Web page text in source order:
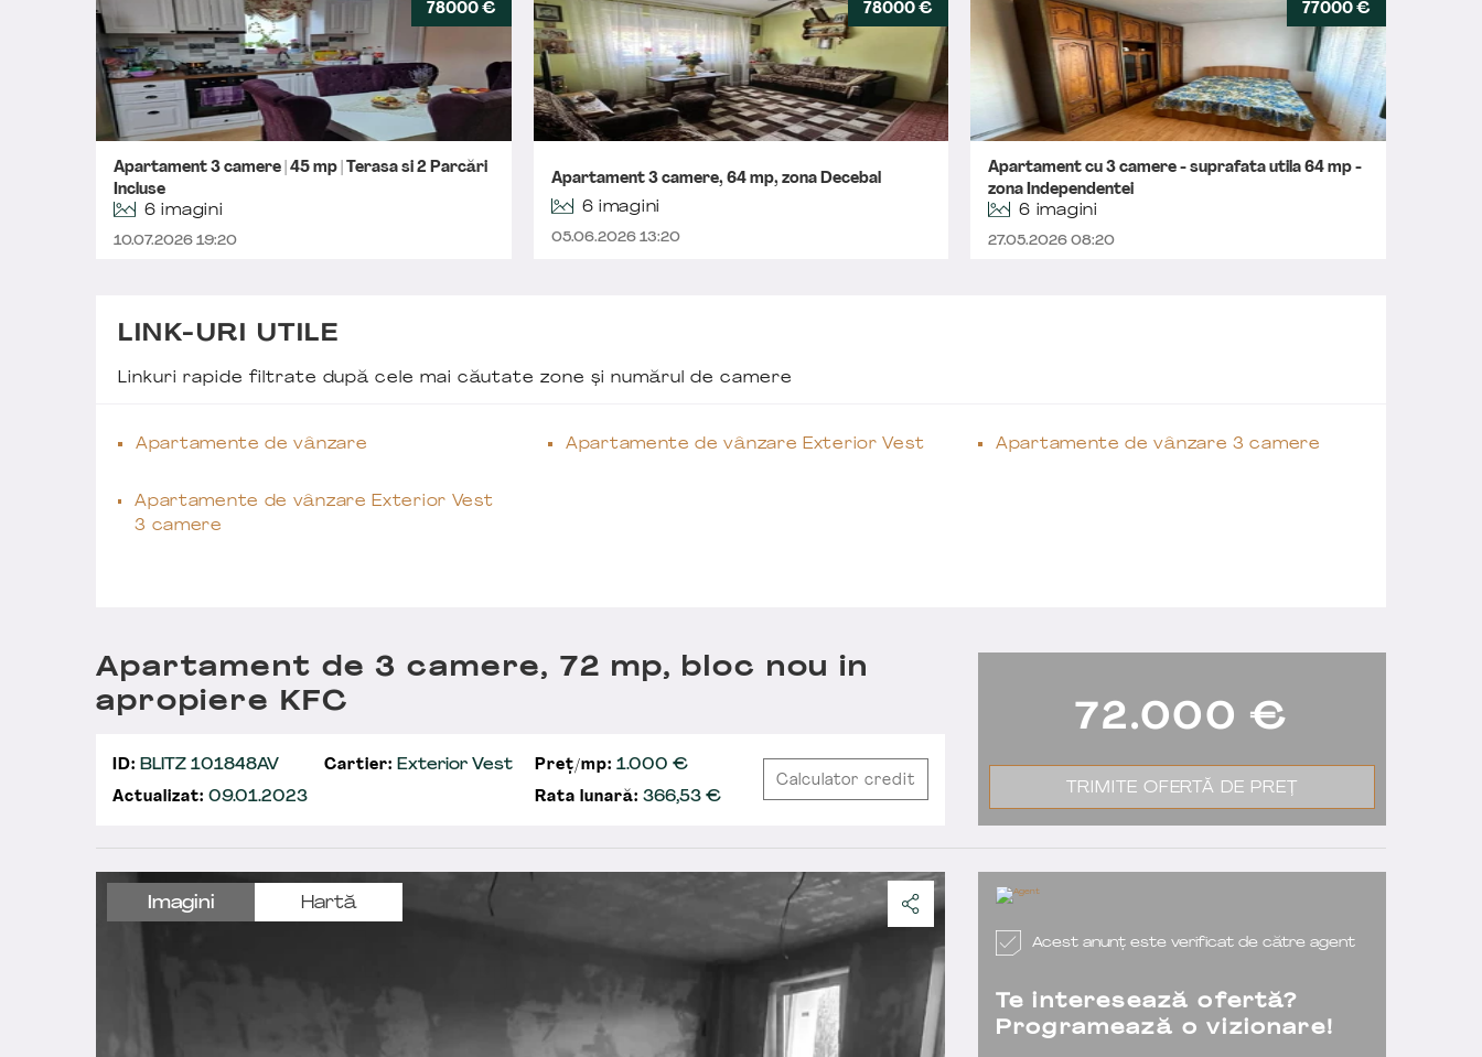
78000 €
Apartament 3 camere | 45 mp | Terasa si 2 Parcări
Incluse
6 imagini
10.07.2026 19:20
78000 €
Apartament 3 camere, 64 mp, zona Decebal
6 imagini
05.06.2026 13:20
77000 €
Apartament cu 3 camere - suprafata utila 64 mp -
zona Independentei
6 imagini
27.05.2026 08:20
LINK-URI UTILE
Linkuri rapide filtrate după cele mai căutate zone și numărul de camere
Apartamente de vânzare Apartamente de vânzare Exterior Vest Apartamente de vânzare 3 camere
Apartamente de vânzare Exterior Vest
3 camere
Imagini Hartă
Apartament de 3 camere, 72 mp, bloc nou in
apropiere KFC
ID: BLITZ 101848AV Cartier: Exterior Vest Preț/mp: 1.000 €
Actualizat: 09.01.2023 Rata lunară:366,53 €
Calculator credit
Acest anunț este verificat de către agent
Te interesează ofertă?
Programează o vizionare!
72.000 €
TRIMITE OFERTĂ DE PREȚ